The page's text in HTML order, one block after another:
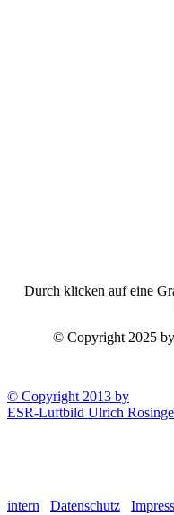
Durch klicken auf eine
© Copyright 2025
© Copyright 2013 by
ESR-Luftbild Ulrich
intern Datenschutz